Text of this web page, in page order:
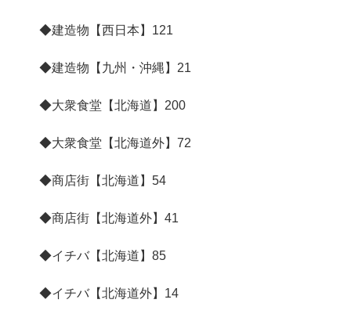
◆建造物【西日本】 121
◆建造物【九州・沖縄】 21
◆大衆食堂【北海道】 200
◆大衆食堂【北海道外】 72
◆商店街【北海道】 54
◆商店街【北海道外】 41
◆イチバ【北海道】 85
◆イチバ【北海道外】 14